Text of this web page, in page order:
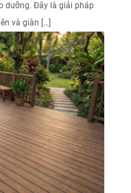
dưỡng. Đây là giải pháp
và giàn […]